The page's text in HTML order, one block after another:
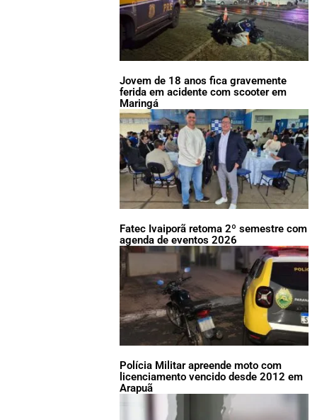
Jovem de 18 anos fica gravemente
ferida em acidente com scooter em
Maringá
Fatec Ivaiporã retoma 2º semestre com
agenda de eventos 2026
Polícia Militar apreende moto com
licenciamento vencido desde 2012 em
Arapuã